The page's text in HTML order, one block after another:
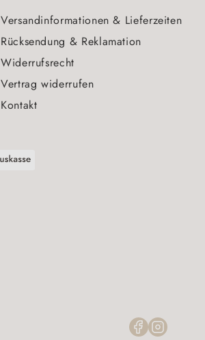
Versandinformationen & Lieferzeiten
Rücksendung & Reklamation
Widerrufsrecht
Vertrag widerrufen
Kontakt